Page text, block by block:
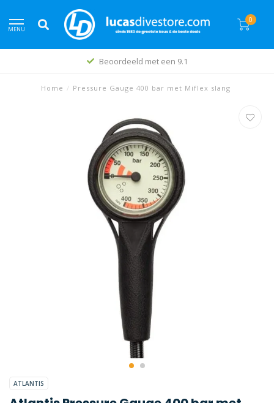
MENU
0
Beoordeeld met een 9.1
Home / Pressure Gauge 400 bar met Miflex slang
ATLANTIS